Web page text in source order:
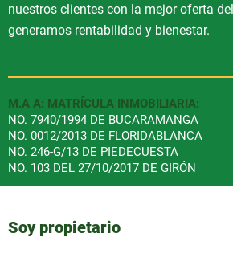
nuestros clientes con la mejor oferta
generamos rentabilidad y bienestar.
M.A A: MATRÍCULA INMOBILIARIA:
NO. 7940/1994 DE BUCARAMANGA
NO. 0012/2013 DE FLORIDABLANCA
NO. 246-G/13 DE PIEDECUESTA
NO. 103 DEL 27/10/2017 DE GIRÓN
Soy propietario